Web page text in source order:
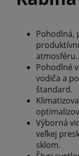
Pohodlná,
atmosféru.
Pohodlné
vodiča a
štandard.
Výborná
veľkej
sklom.